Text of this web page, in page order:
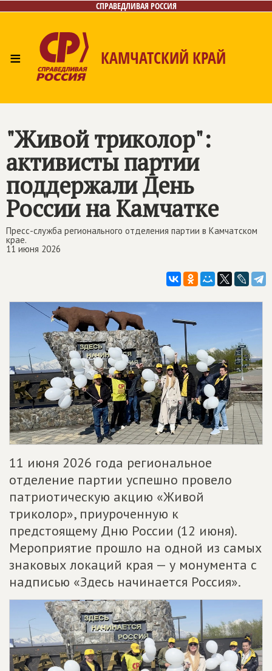
СПРАВЕДЛИВАЯ РОССИЯ
≡ КАМЧАТСКИЙ КРАЙ
"Живой триколор":
активисты партии
поддержали День
России на Камчатке
Пресс-служба регионального отделения партии в Камчатском
крае.
11 июня 2026
11 июня 2026 года региональное
отделение партии успешно провело
патриотическую акцию «Живой
триколор», приуроченную к
предстоящему Дню России (12 июня).
Мероприятие прошло на одной из самых
знаковых локаций края — у монумента с
надписью «Здесь начинается Россия».